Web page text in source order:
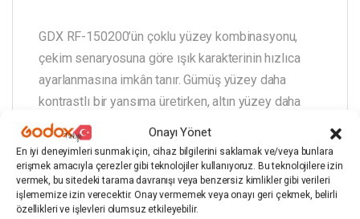
Onayı Yönet
En iyi deneyimleri sunmak için, cihaz bilgilerini saklamak ve/veya bunlara
erişmek amacıyla çerezler gibi teknolojiler kullanıyoruz. Bu teknolojilere izin
vermek, bu sitedeki tarama davranışı veya benzersiz kimlikler gibi verileri
işlememize izin verecektir. Onay vermemek veya onayı geri çekmek, belirli
özellikleri ve işlevleri olumsuz etkileyebilir.
GDX RF-150200’ün çoklu yüzey kombinasyonu,
çekim senaryosuna göre ışık karakterinin hızlıca
ayarlanmasına imkân tanır. Gümüş yüzey daha
kontrastlı bir yansıma üretirken, altın yüzey daha
sıcak bir ışık algısı oluşturur. Siyah yüzey
istenmeyen ışığı kesmek veya parlak yüzeylerde
oluşan yansımaları azaltmak için kullanılır. Beyaz
yüzey ise nötr ve yumuşak bir yansıma karakteri
sunar. Bu yapı, tek bir set ile büyük hacimli